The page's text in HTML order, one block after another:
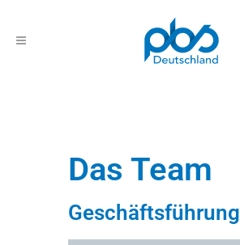
Das Team
Geschäftsführung